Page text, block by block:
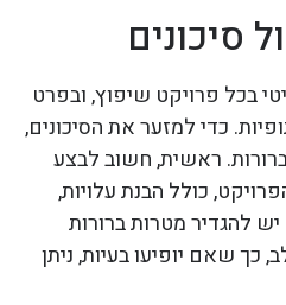
סיכונים
בכל פרויקט שיפוץ, ובפרט
כדי למזער את הסיכונים,
ראשית, חשוב לבצע
כולל הבנת עלויות,
להגדיר מטרות ברורות
כך שאם יופיעו בעיות, ניתן